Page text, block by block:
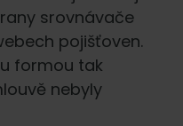
srovnávače
pojišťoven.
formou tak
nebyly